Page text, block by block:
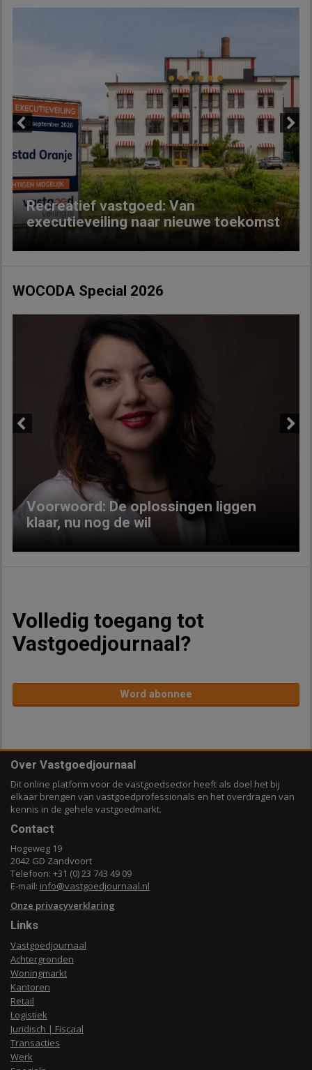
Recreatief vastgoed: Van
executieveiling naar nieuwe toekomst
Next
WOCODA Special 2026
Voorwoord: De oplossingen liggen
klaar, nu nog de wil
Volledig toegang tot
Vastgoedjournaal?
Word abonnee
Over Vastgoedjournaal
Dit online platform voor de vastgoedsector heeft als doel het bij
elkaar brengen van vastgoedprofessionals en het overdragen van
kennis in de gehele vastgoedmarkt.
Contact
Hogeweg 19
2042 GD Zandvoort
Telefoon: +31 (0) 23 743 49 09
E-mail: info@vastgoedjournaal.nl
Onze privacyverklaring
Links
Vastgoedjournaal
Achtergronden
Woningmarkt
Kantoren
Retail
Logistiek
Juridisch | Fiscaal
Transacties
Werk